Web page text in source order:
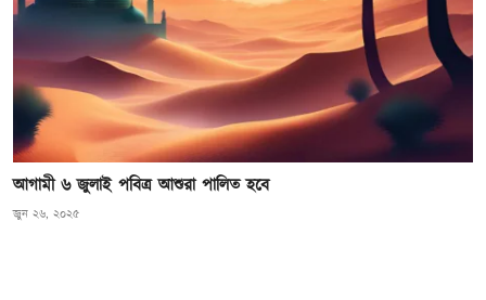
আগামী ৬ জুলাই পবিত্র আশুরা পালিত হবে
জুন ২৬, ২০২৫